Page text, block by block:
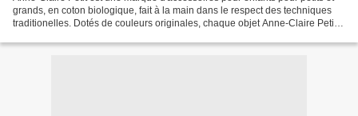
grands, en coton biologique, fait à la main dans le respect des techniques
traditionelles. Dotés de couleurs originales, chaque objet Anne-Claire Petit